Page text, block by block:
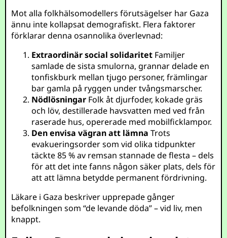
Mot alla folkhälsomodellers förutsägelser har Gaza
ännu inte kollapsat demografiskt. Flera faktorer
förklarar denna osannolika överlevnad:
Extraordinär social solidaritet Familjer
samlade de sista smulorna, grannar delade en
tonfiskburk mellan tjugo personer, främlingar
bar gamla på ryggen under tvångsmarscher.
Nödlösningar Folk åt djurfoder, kokade gräs
och löv, destillerade havsvatten med ved från
raserade hus, opererade med mobilficklampor.
Den envisa vägran att lämna Trots
evakueringsorder som vid olika tidpunkter
täckte 85 % av remsan stannade de flesta – dels
för att det inte fanns någon säker plats, dels för
att att lämna betydde permanent fördrivning.
Läkare i Gaza beskriver upprepade gånger
befolkningen som “de levande döda” – vid liv, men
knappt.